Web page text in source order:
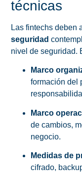
técnicas
Las fintechs deben
seguridad
nivel de seguridad.
Marco
formación del
Marco
de cambios,
negocio.
Medidas de
cifrado,